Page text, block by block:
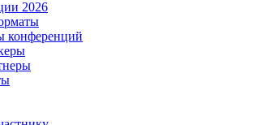
2026
конференций